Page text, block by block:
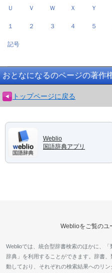
Ｕ Ｖ Ｗ Ｘ Ｙ
１ ２ ３ ４ ５
記号
おとなになるのページの著作
トップページに戻る
Weblio
国語辞典アプリ
Weblioをご覧のユ
Weblioでは、統合型辞書検索のほかに、
辞典」を利用することができます。辞書
動しており、それぞれの検索結果へのリ